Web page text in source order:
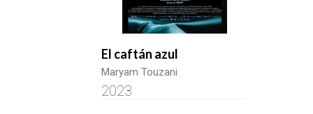
El caftán azul
Maryam Touzani
2023